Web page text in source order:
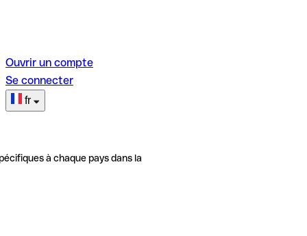
Ouvrir un compte
Se connecter
fr
à chaque pays dans la